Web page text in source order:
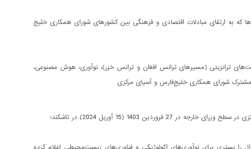
و اطمینان از مشارکت مؤثر طرف‌ها که به ارتقای مبادلات اقتصادی و فرهنگی بین کشورهای شورای همکاری خلیج
ترانزیتی (مسیرهای ترانس افغان و ترانس خزر)، نوآوری، هوش مصنوعی،
مشترک شورای همکاری خلیج‌فارس و آسیای مرکزی
1403 (15 آوریل 2024) در تاشکند؛